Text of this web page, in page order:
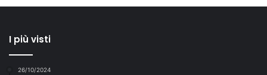
I più visti
26/10/2024